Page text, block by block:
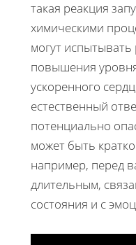
такая реакция
химическими
могут
повышения
ускоренного
естественный
потенциально
может быть
например, перед
длительным,
состояния и с